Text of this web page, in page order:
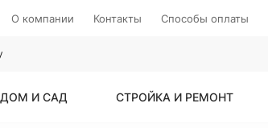
О компании Контакты Способы оплаты
ДОМ И САД СТРОЙКА И РЕМОНТ